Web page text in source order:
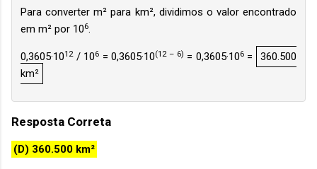
Para converter m² para km², dividimos o valor encontrado
em m² por 106.
0,3605·1012/ 106 = 0,3605·10(12 – 6) = 0,3605·106=
360.500
km²
Resposta Correta
(D) 360.500 km²